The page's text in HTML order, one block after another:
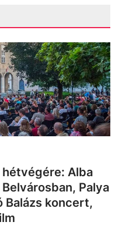
Alba
Palya
Balázs koncert,